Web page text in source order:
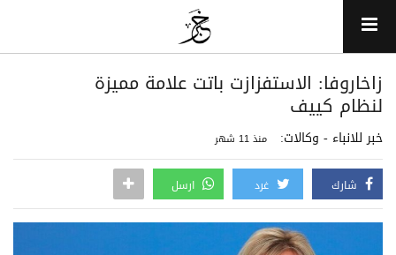
زاخاروفا: الاستفزازت باتت علامة مميزة
لنظام كييف
خبر للانباء - وكالات: منذ 11 شهر
شارك غرد ارسل